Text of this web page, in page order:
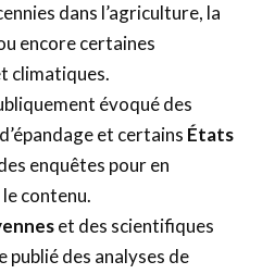
dans l’agriculture, la
encore certaines
climatiques.
évoqué des
et certains États
enquêtes pour en
contenu.
et des scientifiques
publié des analyses de